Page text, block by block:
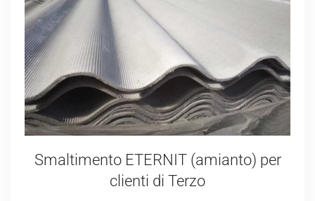
Smaltimento ETERNIT (amianto) per
clienti di Terzo